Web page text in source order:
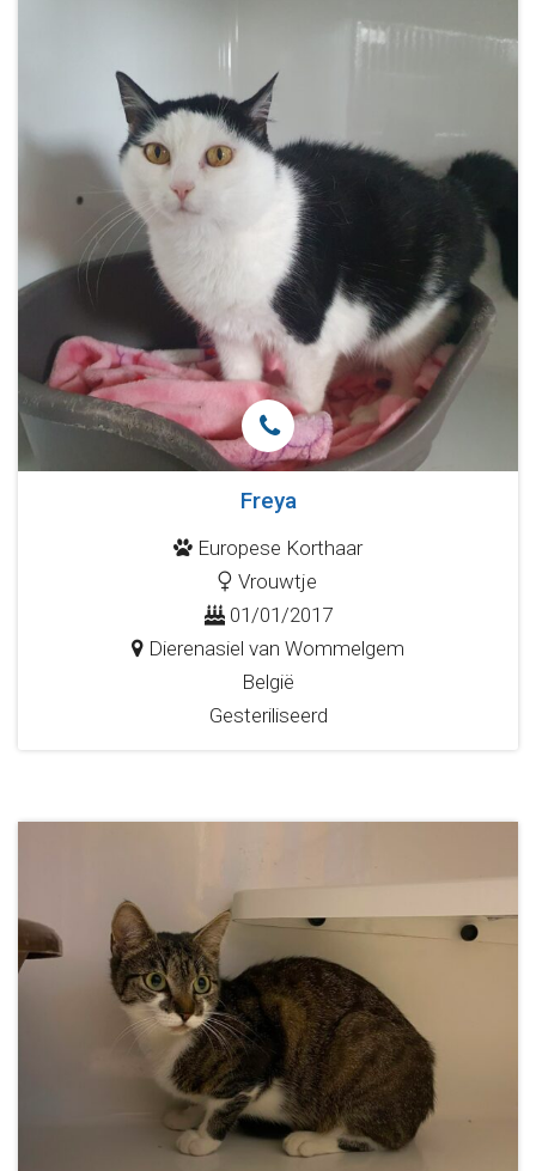
Freya
Europese Korthaar
Vrouwtje
01/01/2017
Dierenasiel van Wommelgem
België
Gesteriliseerd